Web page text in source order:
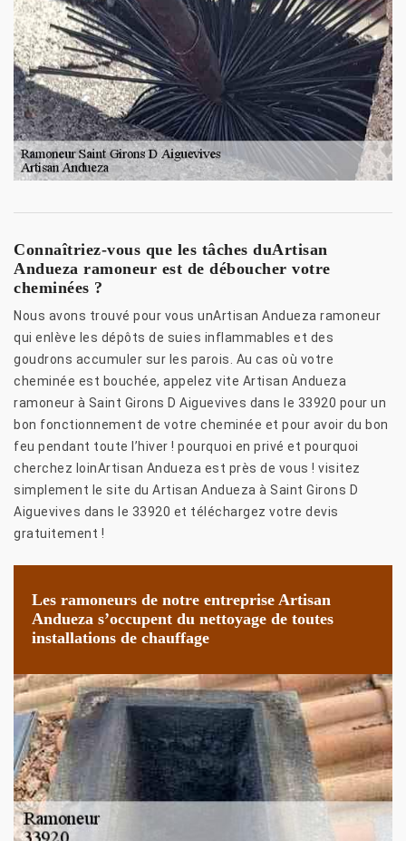
Connaîtriez-vous que les tâches duArtisan
Andueza ramoneur est de déboucher votre
cheminées ?
Nous avons trouvé pour vous unArtisan Andueza ramoneur
qui enlève les dépôts de suies inflammables et des
goudrons accumuler sur les parois. Au cas où votre
cheminée est bouchée, appelez vite Artisan Andueza
ramoneur à Saint Girons D Aiguevives dans le 33920 pour un
bon fonctionnement de votre cheminée et pour avoir du bon
feu pendant toute l’hiver ! pourquoi en privé et pourquoi
cherchez loinArtisan Andueza est près de vous ! visitez
simplement le site du Artisan Andueza à Saint Girons D
Aiguevives dans le 33920 et téléchargez votre devis
gratuitement !
Les ramoneurs de notre entreprise Artisan
Andueza s’occupent du nettoyage de toutes
installations de chauffage